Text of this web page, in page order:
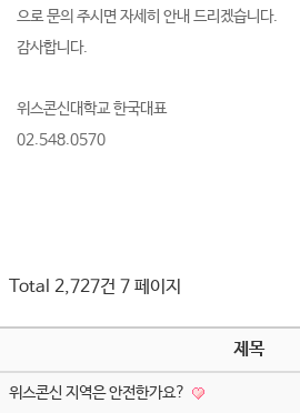
으로 문의 주시면 자세히 안내 드리겠습니다.
감사합니다.
위스콘신대학교 한국대표
02.548.0570
Total 2,727건 7 페이지
제목
위스콘신 지역은 안전한가요?